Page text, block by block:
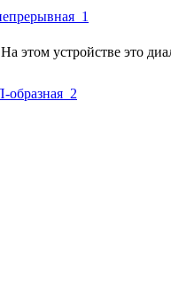
На этом устройстве это